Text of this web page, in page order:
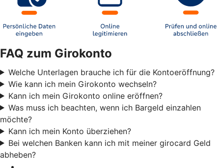
FAQ zum Girokonto
Welche Unterlagen brauche ich für die Kontoeröffnung?
Wie kann ich mein Girokonto wechseln?
Kann ich mein Girokonto online eröffnen?
Was muss ich beachten, wenn ich Bargeld einzahlen
möchte?
Kann ich mein Konto überziehen?
Bei welchen Banken kann ich mit meiner girocard Geld
abheben?